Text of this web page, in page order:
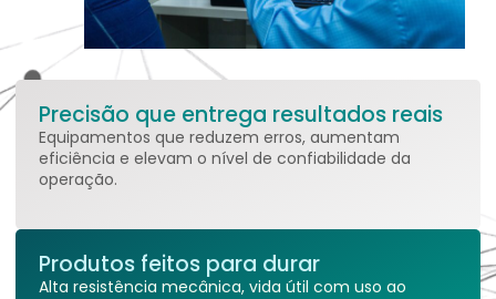
Precisão que entrega resultados reais
Equipamentos que reduzem erros, aumentam
eficiência e elevam o nível de confiabilidade da
operação.
Produtos feitos para durar
Alta resistência mecânica, vida útil com uso ao